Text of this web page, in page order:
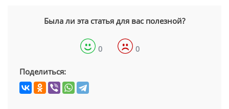
Была ли эта статья для вас полезной?
0 0
Поделиться: